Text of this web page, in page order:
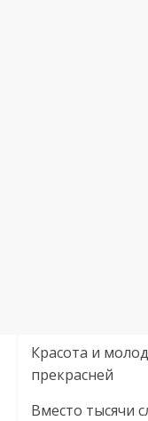
Красота и
прекрасней
Вместо тысячи